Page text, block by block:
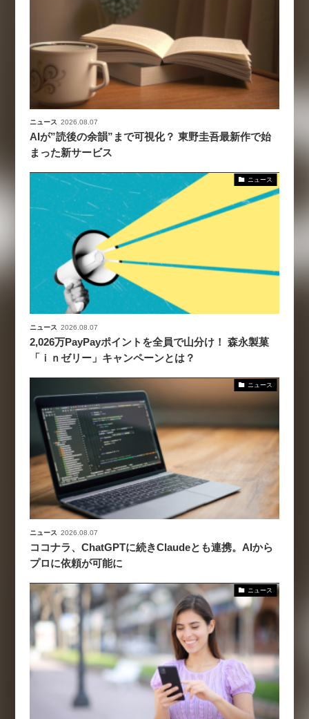
ニュース 2026.08.07
AIが”読後の余韻”まで可視化？ 東野圭吾最新作で始
まった新サービス
ニュース
ニュース 2026.08.07
2,026万PayPayポイントを全員で山分け！ 森永製菓
「ｉｎゼリー」キャンペーンとは？
ニュース
ニュース 2026.08.07
ココナラ、ChatGPTに続きClaudeとも連携。AIから
プロに依頼が可能に
ニュース